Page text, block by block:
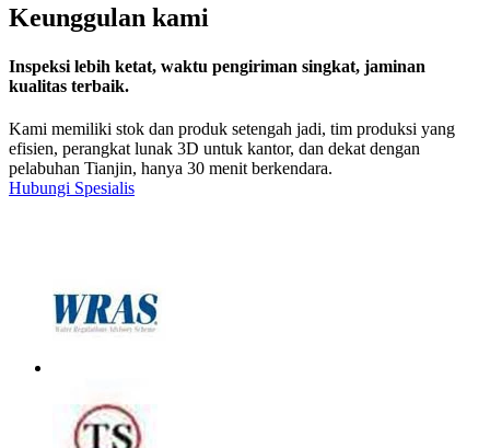
Keunggulan kami
Inspeksi lebih ketat, waktu pengiriman singkat, jaminan
kualitas terbaik.
Kami memiliki stok dan produk setengah jadi, tim produksi yang
efisien, perangkat lunak 3D untuk kantor, dan dekat dengan
pelabuhan Tianjin, hanya 30 menit berkendara.
Hubungi Spesialis